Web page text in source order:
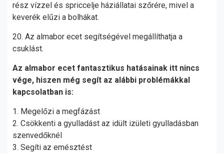
rész vízzel és spriccelje háziállatai szőrére, mivel a
keverék elűzi a bolhákat.
20. Az almabor ecet segítségével megállíthatja a
csuklást.
Az almabor ecet fantasztikus hatásainak itt nincs
vége, hiszen még segít az alábbi problémákkal
kapcsolatban is:
1. Megelőzi a megfázást
2. Csökkenti a gyulladást az idült izületi gyulladásban
szenvedőknél
3. Segíti az emésztést